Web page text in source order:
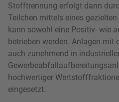
Stofftrennung erfolgt dann
Teilchen mittels eines
kann sowohl eine Positiv- wie
betrieben werden. Anlagen mit
auch zunehmend in
hochwertiger
eingesetzt.